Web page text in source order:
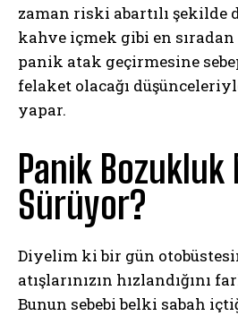
zaman riski abartılı şekilde
kahve içmek gibi en
panik atak geçirmesine
felaket olacağı
yapar.
Panik Bozukluk
Sürüyor?
Diyelim ki bir gün
atışlarınızın hızlandığını
Bunun sebebi belki sabah